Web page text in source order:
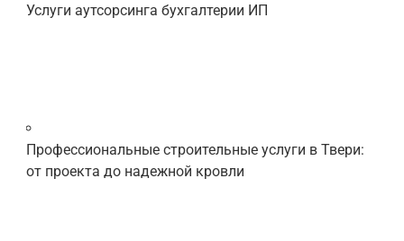
Услуги аутсорсинга бухгалтерии ИП
Профессиональные строительные услуги в Твери:
от проекта до надежной кровли